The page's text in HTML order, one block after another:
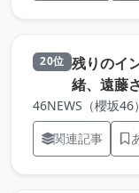
20位 残りのイ
緒、遠藤
46NEWS（櫻坂46）
関連記事